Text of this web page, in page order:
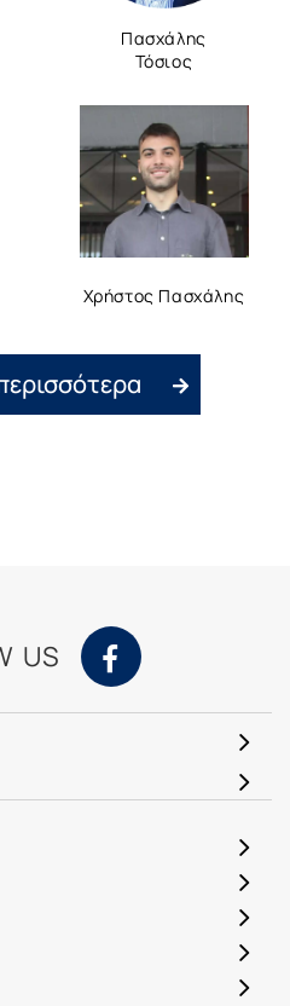
Πασχάλης
Τόσιος
Χρήστος Πασχάλης
US